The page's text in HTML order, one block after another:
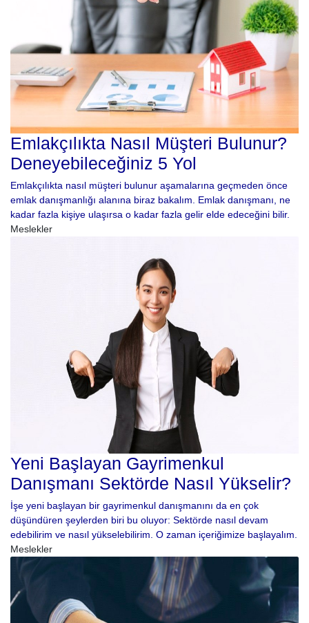
Emlakçılıkta Nasıl Müşteri Bulunur?
Deneyebileceğiniz 5 Yol
Emlakçılıkta nasıl müşteri bulunur aşamalarına geçmeden önce
emlak danışmanlığı alanına biraz bakalım. Emlak danışmanı, ne
kadar fazla kişiye ulaşırsa o kadar fazla gelir elde edeceğini bilir.
Meslekler
Yeni Başlayan Gayrimenkul
Danışmanı Sektörde Nasıl Yükselir?
İşe yeni başlayan bir gayrimenkul danışmanını da en çok
düşündüren şeylerden biri bu oluyor: Sektörde nasıl devam
edebilirim ve nasıl yükselebilirim. O zaman içeriğimize başlayalım.
Meslekler